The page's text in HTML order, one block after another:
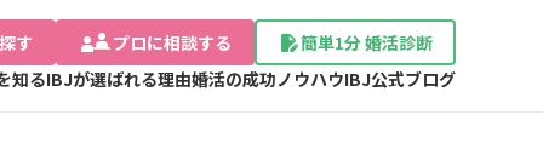
す プロに相談する
簡単1分 婚活診断
知るIBJが選ばれる理由婚活の成功ノウハウIBJ公式ブログ